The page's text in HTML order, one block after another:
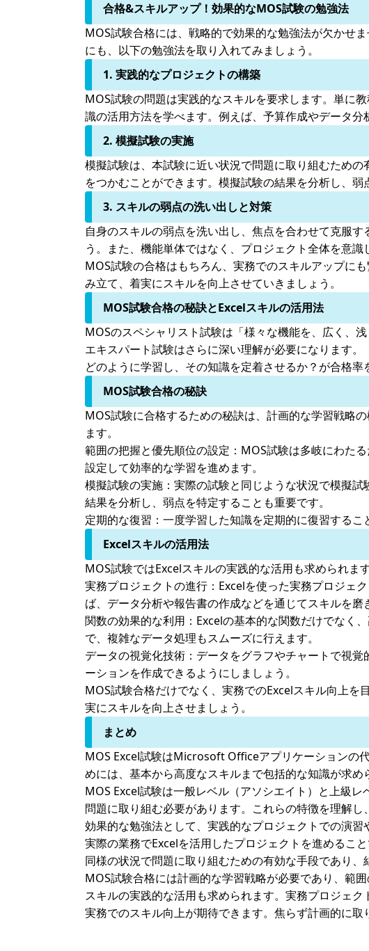
合格&スキルアップ！効果的なMOS試験の勉強法
MOS試験合格には、戦略的で効果的な勉強法が欠かせ
にも、以下の勉強法を取り入れてみましょう。
1. 実践的なプロジェクトの構築
MOS試験の問題は実践的なスキルを要求します。単に
識の活用方法を学べます。例えば、予算作成やデータ
2. 模擬試験の実施
模擬試験は、本試験に近い状況で問題に取り組むため
をつかむことができます。模擬試験の結果を分析し、弱
3. スキルの弱点の洗い出しと対策
自身のスキルの弱点を洗い出し、焦点を合わせて克服
う。また、機能単体ではなく、プロジェクト全体を意識
MOS試験の合格はもちろん、実務でのスキルアップに
み立て、着実にスキルを向上させていきましょう。
MOS試験合格の秘訣とExcelスキルの活用法
MOSのスペシャリスト試験は「様々な機能を、広く、
エキスパート試験はさらに深い理解が必要になります。
どのように学習し、その知識を定着させるか？が合格率
MOS試験合格の秘訣
MOS試験に合格するための秘訣は、計画的な学習戦略
ます。
範囲の把握と優先順位の設定： MOS試験は多岐にわた
設定して効率的な学習を進めます。
模擬試験の実施： 実際の試験と同じような状況で模擬
結果を分析し、弱点を特定することも重要です。
定期的な復習： 一度学習した知識を定期的に復習するこ
Excelスキルの活用法
MOS試験ではExcelスキルの実践的な活用も求められま
実務プロジェクトの進行： Excelを使った実務プロジェ
ば、データ分析や報告書の作成などを通じてスキルを磨
関数の効果的な利用： Excelの基本的な関数だけでなく
で、複雑なデータ処理もスムーズに行えます。
データの視覚化技術： データをグラフやチャートで視
ーションを作成できるようにしましょう。
MOS試験合格だけでなく、実務でのExcelスキル向上
実にスキルを向上させましょう。
まとめ
MOS Excel試験はMicrosoft Officeアプリケーションの
めには、基本から高度なスキルまで包括的な知識が求め
MOS Excel試験は一般レベル（アソシエイト）と上級
問題に取り組む必要があります。これらの特徴を理解
効果的な勉強法として、実践的なプロジェクトでの演習
実際の業務でExcelを活用したプロジェクトを進めるこ
同様の状況で問題に取り組むための有効な手段であり
MOS試験合格には計画的な学習戦略が必要であり、範
スキルの実践的な活用も求められます。実務プロジェ
実務でのスキル向上が期待できます。焦らず計画的に取